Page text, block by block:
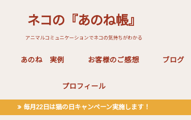
ネコの『あのね帳』
アニマルコミュニケーションでネコの気持ちがわかる
あのね 実例 お客様のご感想 ブログ
プロフィール
毎月22日は猫の日キャンペーン実施します！